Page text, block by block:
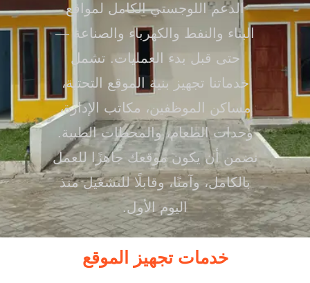
الدعم اللوجستي الكامل لمواقع
البناء والنفط والكهرباء والصناعة —
حتى قبل بدء العمليات. تشمل
خدماتنا تجهيز بنية الموقع التحتية،
مساكن الموظفين، مكاتب الإدارة،
وحدات الطعام، والمحطات الطبية.
نضمن أن يكون موقعك جاهزًا للعمل
بالكامل، وآمنًا، وقابلًا للتشغيل منذ
اليوم الأول.
خدمات تجهيز الموقع